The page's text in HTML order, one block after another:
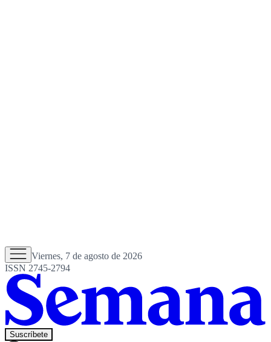
Viernes, 7 de agosto de 2026
ISSN 2745-2794
Suscríbete